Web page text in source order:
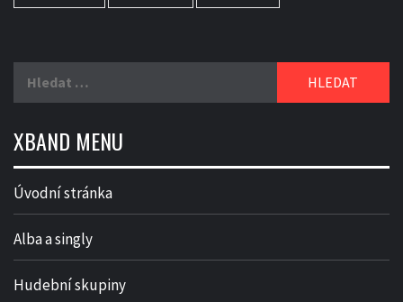
XBAND MENU
Úvodní stránka
Alba a singly
Hudební skupiny